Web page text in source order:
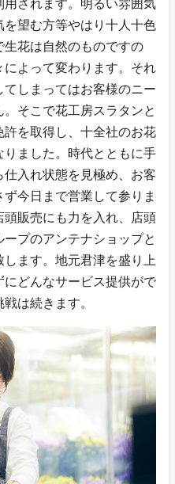
されます。明るい雰囲気
望む方等やはり十人十色
花は自然のものですの
よって変わります。それ
しまってはお客様のニー
そこで花工房スラタンと
を取得し、十全社のお花
ました。時代とともに手
入れ状態を見極め、お客
今日まで営業して参りま
頭販売にも力を入れ、店頭
プのアンテナショップと
ます。地元君津を盛り上
どんなサービス提供がで
は続きます。